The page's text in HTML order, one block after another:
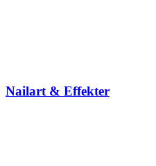
Nailart & Effekter